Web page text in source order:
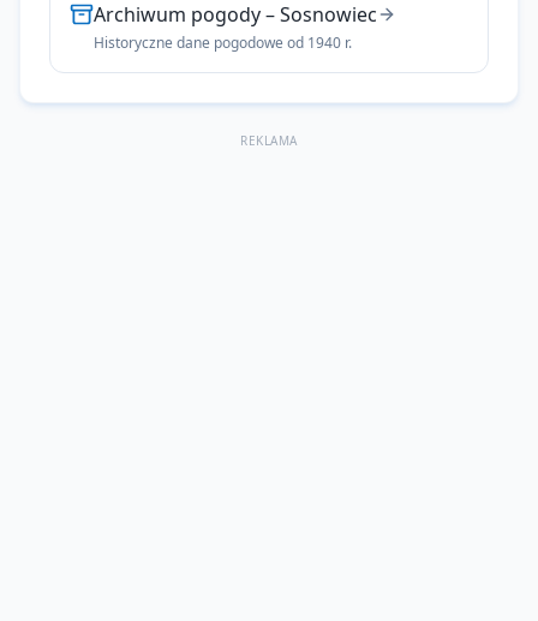
Archiwum pogody–Sosnowiec
Historyczne dane pogodowe od 1940 r.
REKLAMA